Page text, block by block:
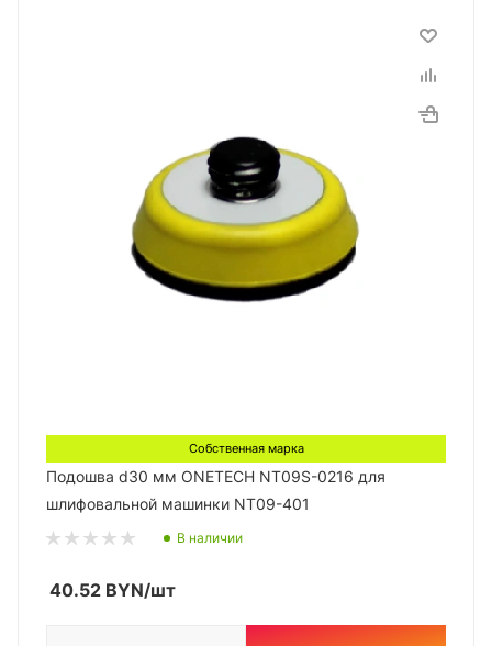
Собственная марка
Подошва d30 мм ONETECH NT09S-0216 для
шлифовальной машинки NT09-401
В наличии
40.52 BYN/шт